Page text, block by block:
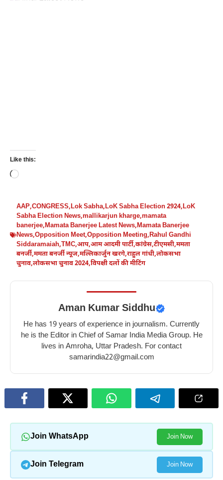
Like this:
Loading…
AAP,CONGRESS,Lok Sabha,LoK Sabha Election 2924,LoK
Sabha Election News,mallikarjun kharge,mamata
banerjee,Mamata Banerjee Latest News,Mamata Banerjee
News,Opposition Meet,Opposition Meeting,Rahul Gandhi
Siddaramaiah,TMC,आप,आम आदमी पार्टी,कांग्रेस,टीएमसी,ममता
बनर्जी,ममता बनर्जी न्यूज,मल्लिकार्जुन खरगे,राहुल गांधी,लोकसभा
चुनाव,लोकसभा चुनाव 2024,विपक्षी दलों की मीटिंग
Aman Kumar Siddhu
He has 19 years of experience in journalism. Currently
he is the Editor in Chief of Samar India Media Group. He
lives in Amroha, Uttar Pradesh. For contact
samarindia22@gmail.com
Join WhatsApp Join Now
Join Telegram Join Now